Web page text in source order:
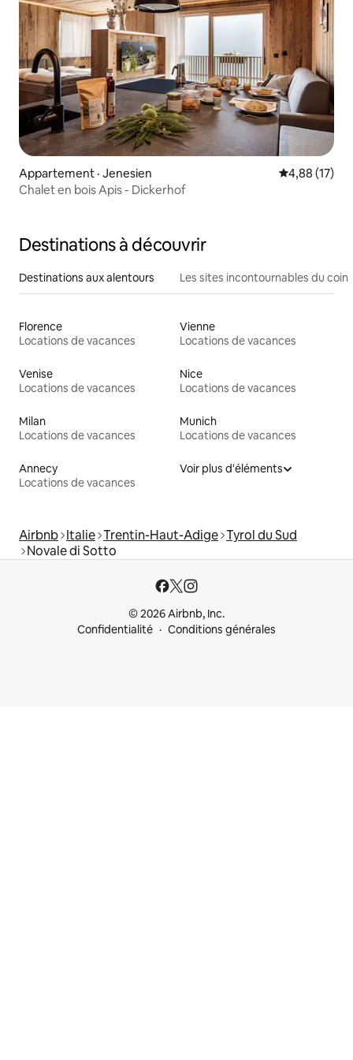
Appartement · Jenesien Note
4,88 (17)
Chalet en bois Apis - Dickerhof
Destinations à découvrir
Destinations aux alentours Les sites incontournables du coin
Florence
Locations de vacances
Vienne
Locations de vacances
Venise
Locations de vacances
Nice
Locations de vacances
Milan
Locations de vacances
Munich
Locations de vacances
Annecy
Locations de vacances
Voir plus d'éléments
Airbnb Italie Trentin-Haut-Adige Tyrol du Sud
Novale di Sotto
© 2026 Airbnb, Inc.
Confidentialité
Conditions générales